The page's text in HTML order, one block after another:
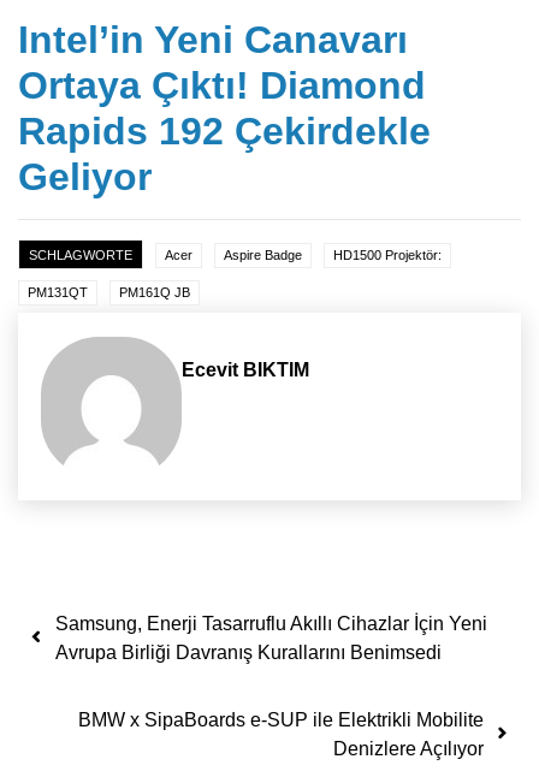
Intel’in Yeni Canavarı
Ortaya Çıktı! Diamond
Rapids 192 Çekirdekle
Geliyor
SCHLAGWORTE Acer Aspire Badge HD1500 Projektör:
PM131QT PM161Q JB
Ecevit BIKTIM
Yazı dolaşımı
Samsung, Enerji Tasarruflu Akıllı Cihazlar İçin Yeni
Avrupa Birliği Davranış Kurallarını Benimsedi
BMW x SipaBoards e-SUP ile Elektrikli Mobilite
Denizlere Açılıyor